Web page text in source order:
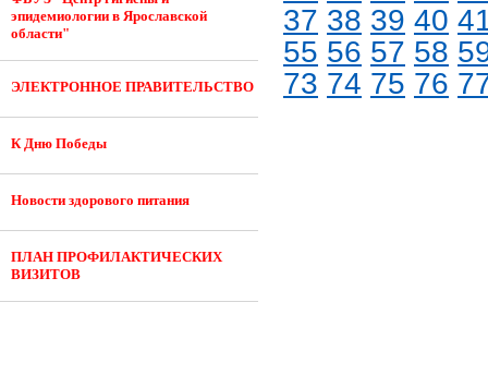
эпидемиологии в Ярославской
области"
ЭЛЕКТРОННОЕ ПРАВИТЕЛЬСТВО
К Дню Победы
Новости здорового питания
ПЛАН ПРОФИЛАКТИЧЕСКИХ
ВИЗИТОВ
37 38 39 40
55 56 57 58
73 74 75 76